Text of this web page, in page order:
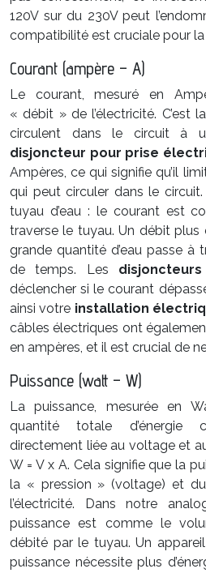
120V sur du 230V peut
compatibilité est cruciale pour la
Courant (ampère – A)
Le courant, mesuré en
« débit » de l’électricité. C’est
circulent dans le circuit à
disjoncteur pour prise
Ampères, ce qui signifie qu’il
qui peut circuler dans le circuit.
tuyau d’eau : le courant est
traverse le tuyau. Un débit plus
grande quantité d’eau passe à
de temps. Les
déclencher si le courant
ainsi votre installation
câbles électriques ont
en ampères, et il est crucial de
Puissance (watt – W)
La puissance, mesurée en
quantité totale d’énergie
directement liée au voltage et
W = V x A. Cela signifie que la
la « pression » (voltage) et
l’électricité. Dans notre
puissance est comme le
débité par le tuyau. Un
puissance nécessite plus